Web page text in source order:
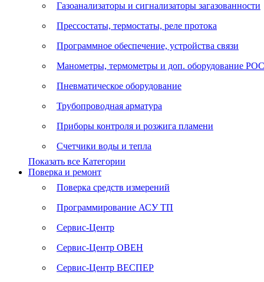
Газоанализаторы и сигнализаторы загазованности
Прессостаты, термостаты, реле протока
Программное обеспечение, устройства связи
Манометры, термометры и доп. оборудование
Пневматическое оборудование
Трубопроводная арматура
Приборы контроля и розжига пламени
Счетчики воды и тепла
Показать все Категории
Поверка и ремонт
Поверка средств измерений
Программирование АСУ ТП
Сервис-Центр
Сервис-Центр ОВЕН
Сервис-Центр ВЕСПЕР